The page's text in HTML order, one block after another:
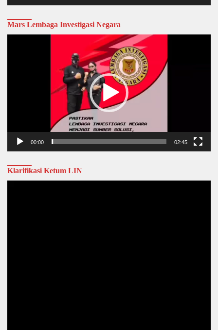
Mars Lembaga Investigasi Negara
00:00 02:45
Klarifikasi Ketum LIN